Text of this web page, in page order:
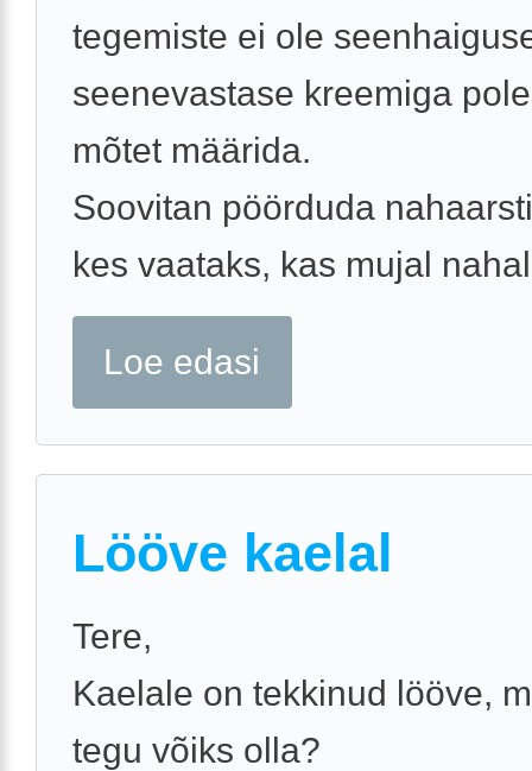
tegemiste ei ole
seenevastase kreemiga
mõtet määrida.
Soovitan pöörduda
kes vaataks, kas mujal
Loe edasi
Lööve kaelal
Tere,
Kaelale on tekkinud lööve,
tegu võiks olla?